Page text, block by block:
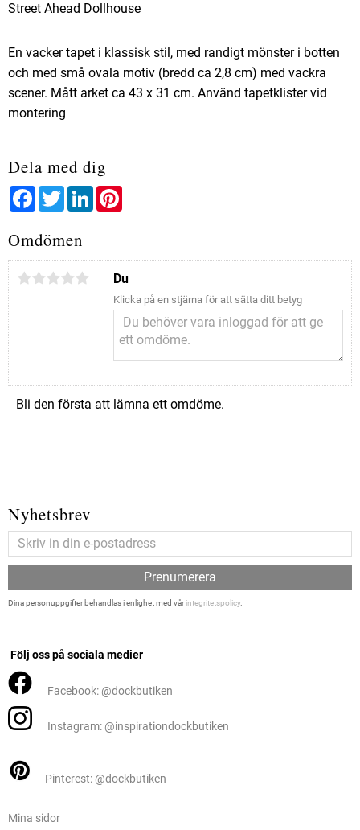
Street Ahead Dollhouse
En vacker tapet i klassisk stil, med randigt mönster i botten
och med små ovala motiv (bredd ca 2,8 cm) med vackra
scener. Mått arket ca 43 x 31 cm. Använd tapetklister vid
montering
Dela med dig
FacebookTwitterLinkedIn
Omdömen
Du
Klicka på en stjärna för att sätta ditt betyg
Bli den första att lämna ett omdöme.
Nyhetsbrev
Prenumerera
Dina personuppgifter behandlas i enlighet med vårintegritetspolicy.
Följ oss på sociala medier
Facebook: @dockbutiken
Instagram: @inspirationdockbutiken
Pinterest: @dockbutiken
Mina sidor